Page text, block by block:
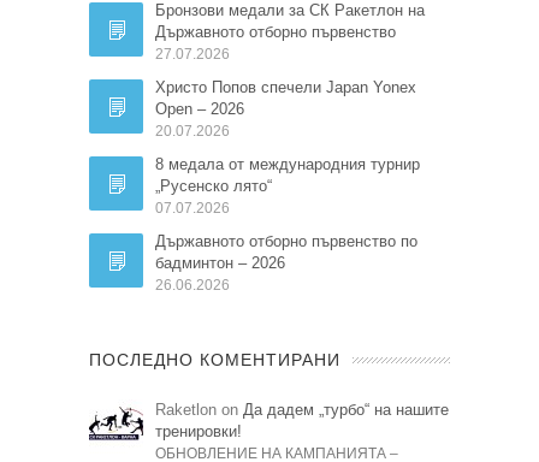
Бронзови медали за СК Ракетлон на
Държавното отборно първенство
27.07.2026
Христо Попов спечели Japan Yonex
Open – 2026
20.07.2026
8 медала от международния турнир
„Русенско лято“
07.07.2026
Държавното отборно първенство по
бадминтон – 2026
26.06.2026
ПОСЛЕДНО КОМЕНТИРАНИ
Raketlon on Да дадем „турбо“ на нашите
тренировки!
ОБНОВЛЕНИЕ НА КАМПАНИЯТА –